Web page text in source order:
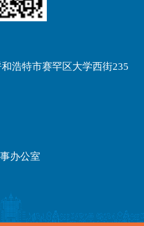
浩特市赛罕区大学西街235
办公室